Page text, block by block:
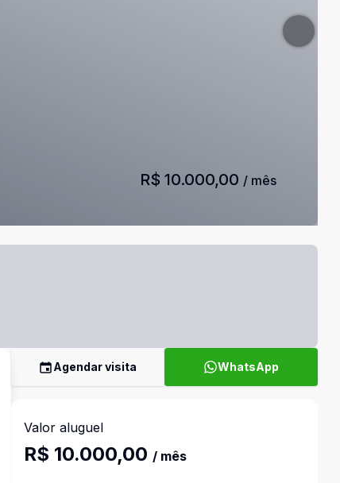
R$ 10.000,00 / mês
Agendar visita WhatsApp
Valor aluguel
R$ 10.000,00 / mês